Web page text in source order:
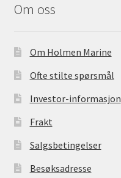
Om oss
Om Holmen Marine
Ofte stilte spørsmål
Investor-informasjon
Frakt
Salgsbetingelser
Besøksadresse